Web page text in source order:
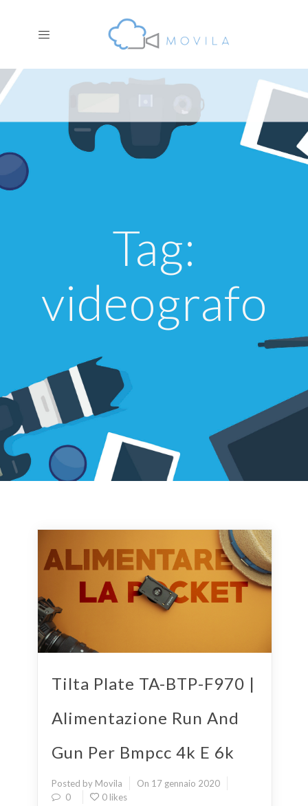
Tag:
videografo
Tilta Plate TA-BTP-F970 |
Alimentazione Run And
Gun Per Bmpcc 4k E 6k
Posted by Movila
On 17 gennaio 2020
0
0 likes